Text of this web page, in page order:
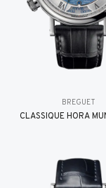
BREGUET
CLASSIQUE HORA